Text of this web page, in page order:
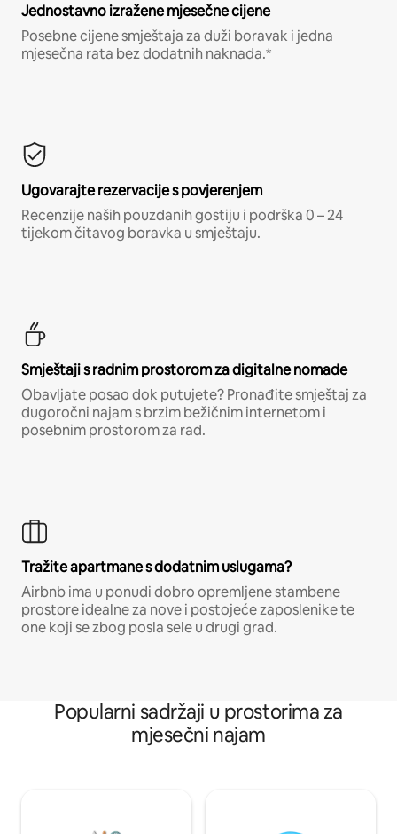
Jednostavno izražene mjesečne cijene
Posebne cijene smještaja za duži boravak i jedna
mjesečna rata bez dodatnih naknada.*
Ugovarajte rezervacije s povjerenjem
Recenzije naših pouzdanih gostiju i podrška 0 – 24
tijekom čitavog boravka u smještaju.
Smještaji s radnim prostorom za digitalne nomade
Obavljate posao dok putujete? Pronađite smještaj za
dugoročni najam s brzim bežičnim internetom i
posebnim prostorom za rad.
Tražite apartmane s dodatnim uslugama?
Airbnb ima u ponudi dobro opremljene stambene
prostore idealne za nove i postojeće zaposlenike te
one koji se zbog posla sele u drugi grad.
Popularni sadržaji u prostorima za
mjesečni najam